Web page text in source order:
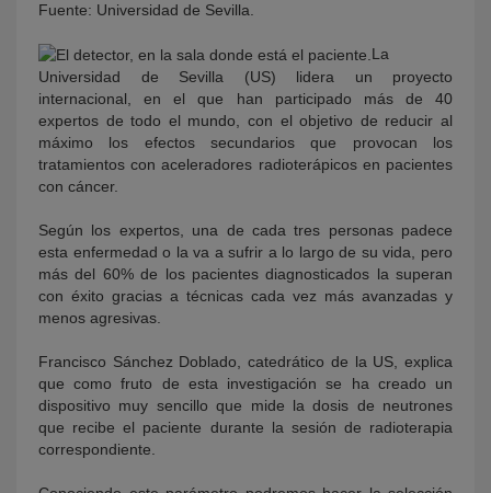
Fuente: Universidad de Sevilla.
La
Universidad de Sevilla (US) lidera un proyecto
internacional, en el que han participado más de 40
expertos de todo el mundo, con el objetivo de reducir al
máximo los efectos secundarios que provocan los
tratamientos con aceleradores radioterápicos en pacientes
con cáncer.
Según los expertos, una de cada tres personas padece
esta enfermedad o la va a sufrir a lo largo de su vida, pero
más del 60% de los pacientes diagnosticados la superan
con éxito gracias a técnicas cada vez más avanzadas y
menos agresivas.
Francisco Sánchez Doblado, catedrático de la US, explica
que como fruto de esta investigación se ha creado un
dispositivo muy sencillo que mide la dosis de neutrones
que recibe el paciente durante la sesión de radioterapia
correspondiente.